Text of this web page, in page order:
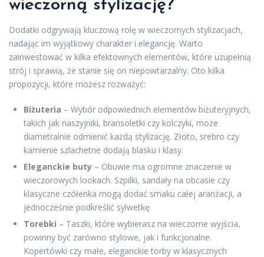
wieczorną stylizację?
Dodatki odgrywają kluczową rolę w wieczornych stylizacjach,
nadając im wyjątkowy charakter i elegancję. Warto
zainwestować w kilka efektownych elementów, które uzupełnią
strój i sprawią, że stanie się on niepowtarzalny. Oto kilka
propozycji, które możesz rozważyć:
Biżuteria – Wybór odpowiednich elementów biżuteryjnych,
takich jak naszyjniki, bransoletki czy kolczyki, może
diametralnie odmienić każdą stylizację. Złoto, srebro czy
kamienie szlachetne dodają blasku i klasy.
Eleganckie buty – Obuwie ma ogromne znaczenie w
wieczorowych lookach. Szpilki, sandały na obcasie czy
klasyczne czółenka mogą dodać smaku całej aranżacji, a
jednocześnie podkreślić sylwetkę.
Torebki – Taszki, które wybierasz na wieczorne wyjścia,
powinny być zarówno stylowe, jak i funkcjonalne.
Kopertówki czy małe, eleganckie torby w klasycznych